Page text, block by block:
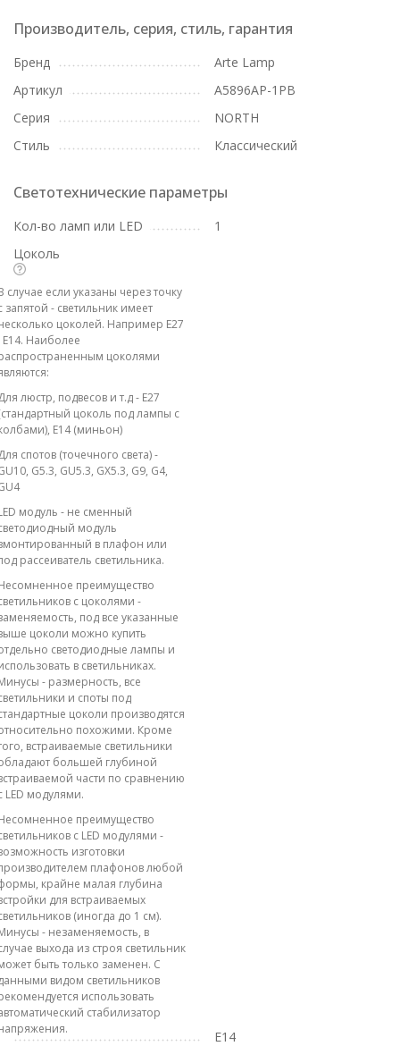
Производитель, серия, стиль, гарантия
Бренд
Arte Lamp
Артикул
A5896AP-1PB
Серия
NORTH
Стиль
Классический
Светотехнические параметры
Кол-во ламп или LED
1
Цоколь
случае если указаны через точку
запятой - светильник имеет
цоколей. Например E27
E14. Наиболее
цоколями
люстр, подвесов и т.д - E27
цоколь под лампы с
E14 (миньон)
спотов (точечного света) -
G5.3, GU5.3, GX5.3, G9, G4,
модуль - не сменный
модуль
в плафон или
рассеиватель светильника.
преимущество
с цоколями -
под все указанные
цоколи можно купить
светодиодные лампы и
в светильниках.
- размерность, все
и споты под
цоколи производятся
похожими. Кроме
встраиваемые светильники
большей глубиной
части по сравнению
LED модулями.
преимущество
с LED модулями -
изготовки
плафонов любой
крайне малая глубина
для встраиваемых
(иногда до 1 см).
- незаменяемость, в
выхода из строя светильник
быть только заменен. С
видом светильников
использовать
стабилизатор
E14